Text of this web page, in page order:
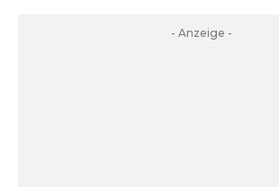
- Anzeige -